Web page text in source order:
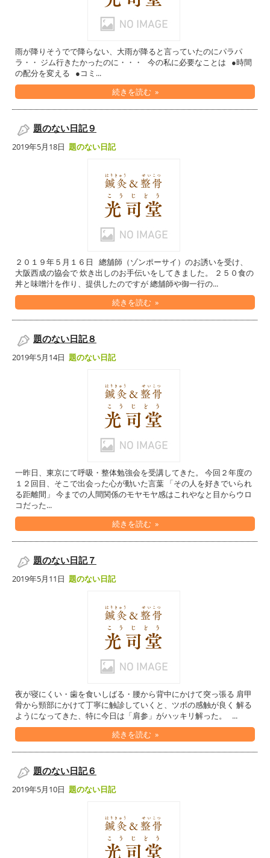
雨が降りそうでで降らない、大雨が降ると言っていたのにパラパ
ラ・・ ジム行きたかったのに・・・ 今の私に必要なことは ●時間
の配分を変える ●コミ...
続きを読む »
題のない日記９
2019年5月18日 題のない日記
２０１９年５月１６日 總舖師（ゾンポーサイ）のお誘いを受け、
大阪西成の協会で 炊き出しのお手伝いをしてきました。 ２５０食の
丼と味噌汁を作り、提供したのですが 總舖師や御一行の...
続きを読む »
題のない日記８
2019年5月14日 題のない日記
一昨日、東京にて呼吸・整体勉強会を受講してきた。 今回２年度の
１２回目、そこで出会った心が動いた言葉 「その人を好きでいられ
る距離間」 今までの人間関係のモヤモヤ感はこれやなと目からウロ
コだった...
続きを読む »
題のない日記７
2019年5月11日 題のない日記
夜が寝にくい・歯を食いしばる・腰から背中にかけて突っ張る 肩甲
骨から頸部にかけて丁寧に触診していくと、ツボの感触が良く 解る
ようになってきた、特に今日は「肩参」がハッキリ解った。 ...
続きを読む »
題のない日記６
2019年5月10日 題のない日記